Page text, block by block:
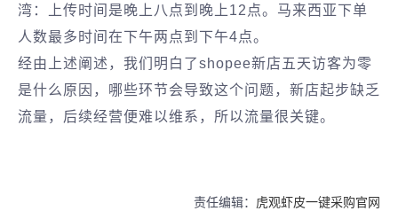
湾：上传时间是晚上八点到晚上12点。马来西亚下单
人数最多时间在下午两点到下午4点。
经由上述阐述，我们明白了shopee新店五天访客为零
是什么原因，哪些环节会导致这个问题，新店起步缺乏
流量，后续经营便难以维系，所以流量很关键。
责任编辑： 虎观虾皮一键采购官网